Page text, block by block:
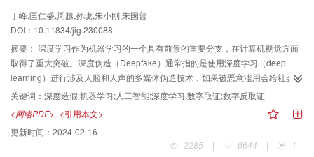
丁峰,匡仁盛,周越,孙珑,朱小刚,朱国普
DOI：10.11834/jig.230088
摘要： 深度学习作为机器学习的一个具有前景的重要分支，在计算机视觉方面
取得了重大突破。深度伪造（Deepfake）通常指的是使用深度学习（deep
learning）进行涉及人脸和人声的多媒体伪造技术，如果被恶意滥用会给社会带
来灾难。深度伪造不仅限于面部的替换，还有修改面部特征、修改表情、唇形
同步、姿势变换、完整脸生成、篡改音频到视频以及文本到视频等方式。人类
面部在社会、政治、经济等方面的敏感性，使得深度伪造技术威胁着社会和个
人的安全。对深度伪造产物进行检测也成为数字取证领域的一个重要研究课
题。为了提供对Deepfake检测研究工作的最新概述，本文描述了各种针对解决
关键词： 深度造假;机器学习;人工智能;深度学习;数字取证;数字反取证
<网络PDF> <引用本文>
更新时间： 2024-02-16
2285
| 6644 | 1